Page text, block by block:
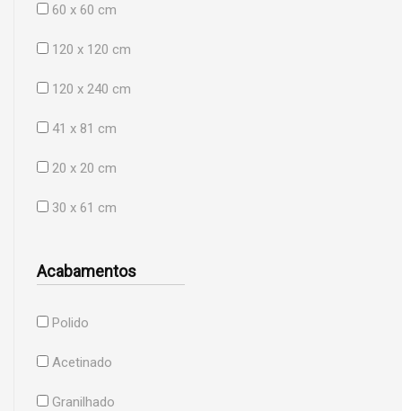
60 x 60 cm
120 x 120 cm
120 x 240 cm
41 x 81 cm
20 x 20 cm
30 x 61 cm
Acabamentos
Polido
Acetinado
Granilhado